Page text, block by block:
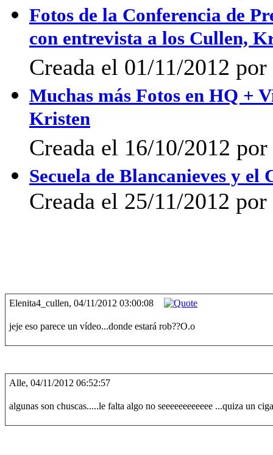
Fotos de la Conferencia de
con entrevista a los Cullen,
Creada el 01/11/2012
Muchas más Fotos en HQ +
Kristen
Creada el 16/10/2012
Secuela de Blancanieves y
Creada el 25/11/2012
Elenita4_cullen, 04/11/2012 03:00:08
jeje eso parece un vídeo...donde estará rob??O.o
Alle, 04/11/2012 06:52:57
algunas son chuscas.....le falta algo no seeeeeeeeeeee ...quiza un